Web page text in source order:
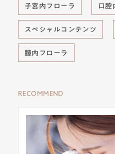
子宮内フローラ 口腔
スペシャルコンテンツ
膣内フローラ
RECOMMEND